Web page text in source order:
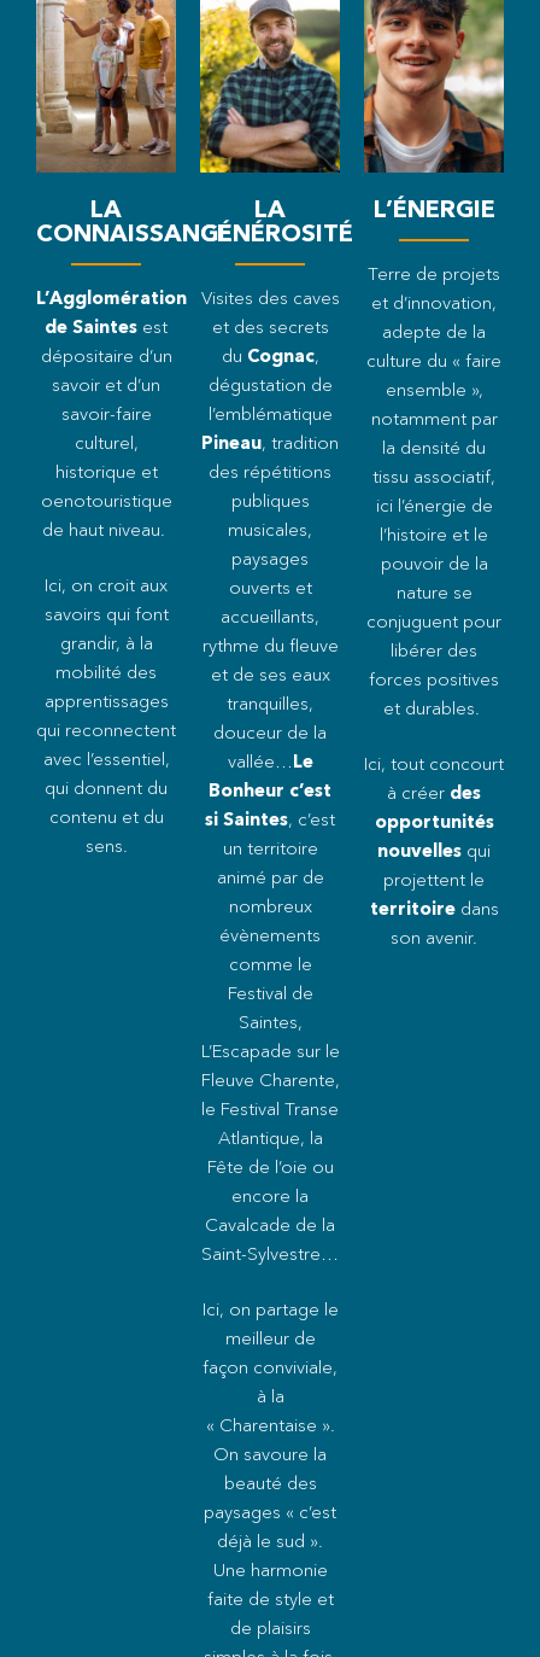
LA
CONNAISSANCE
L’Agglomération
de Saintes est
dépositaire d’un
savoir et d’un
savoir-faire
culturel,
historique et
oenotouristique
de haut niveau.
Ici, on croit aux
savoirs qui font
grandir, à la
mobilité des
apprentissages
qui reconnectent
avec l’essentiel,
qui donnent du
contenu et du
sens.
LA
GÉNÉROSITÉ
Visites des caves
et des secrets
du Cognac,
dégustation de
l’emblématique
Pineau, tradition
des répétitions
publiques
musicales,
paysages
ouverts et
accueillants,
rythme du fleuve
et de ses eaux
tranquilles,
douceur de la
vallée… Le
Bonheur c’est
si Saintes, c’est
un territoire
animé par de
nombreux
évènements
comme le
Festival de
Saintes,
L’Escapade sur le
Fleuve Charente,
le Festival Transe
Atlantique, la
Fête de l’oie ou
encore la
Cavalcade de la
Saint-Sylvestre…
Ici, on partage le
meilleur de
façon conviviale,
à la
« Charentaise ».
On savoure la
beauté des
paysages « c’est
déjà le sud ».
Une harmonie
faite de style et
de plaisirs
L’ÉNERGIE
Terre de projets
et d’innovation,
adepte de la
culture du « faire
ensemble »,
notamment par
la densité du
tissu associatif,
ici l’énergie de
l’histoire et le
pouvoir de la
nature se
conjuguent pour
libérer des
forces positives
et durables.
Ici, tout concourt
à créer des
opportunités
nouvelles qui
projettent le
territoiredans
son avenir.